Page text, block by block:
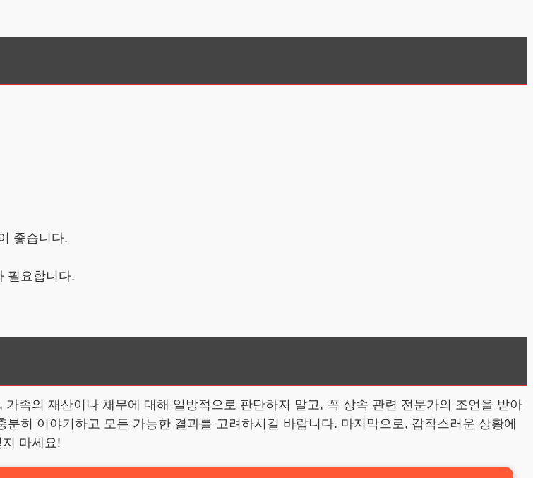
좋습니다.
필요합니다.
족의 재산이나 채무에 대해 일방적으로 판단하지 말고, 꼭 상속 관련 전문가의 조언을 받아
히 이야기하고 모든 가능한 결과를 고려하시길 바랍니다. 마지막으로, 갑작스러운 상황에
마세요!